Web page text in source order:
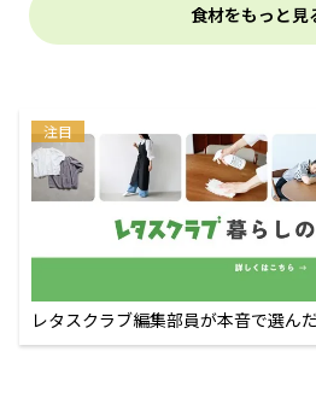
食材をもっと見
注目
レタスクラブ編集部員が本音で選ん